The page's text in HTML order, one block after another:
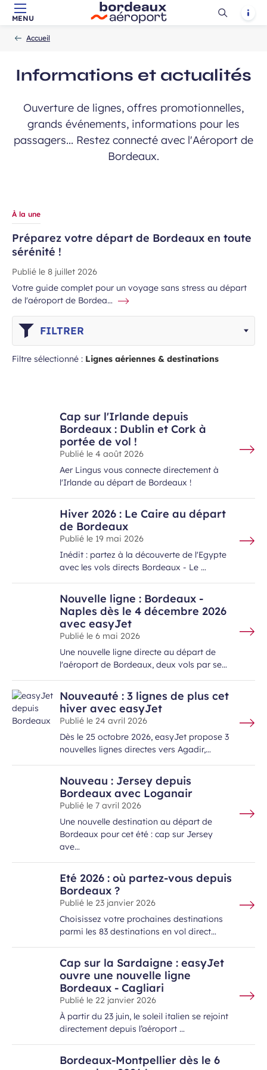
Aller au contenu principal
Aller à la navigation
Aller à la
MENU
Ouvrir
Accueil
Informations et actualités
Ouverture de lignes, offres promotionnelles,
grands événements, informations pour les
passagers... Restez connecté avec l'Aéroport de
Bordeaux.
À la une
Préparez votre départ de Bordeaux en toute
sérénité !
Publié le 8 juillet 2026
Votre guide complet pour un voyage sans stress au départ
de l'aéroport de Bordea…
FILTRER
Filtre sélectionné : Lignes aériennes & destinations
Cap sur l'Irlande depuis
Bordeaux : Dublin et Cork à
portée de vol !
Publié le 4 août 2026
Aer Lingus vous connecte directement à
l'Irlande au départ de Bordeaux !
Hiver 2026 : Le Caire au départ
de Bordeaux
Publié le 19 mai 2026
Inédit : partez à la découverte de l'Egypte
avec les vols directs Bordeaux - Le …
Nouvelle ligne : Bordeaux -
Naples dès le 4 décembre 2026
avec easyJet
Publié le 6 mai 2026
Une nouvelle ligne directe au départ de
l'aéroport de Bordeaux, deux vols par se…
Nouveauté : 3 lignes de plus cet
hiver avec easyJet
Publié le 24 avril 2026
Dès le 25 octobre 2026, easyJet propose 3
nouvelles lignes directes vers Agadir,…
Nouveau : Jersey depuis
Bordeaux avec Loganair
Publié le 7 avril 2026
Une nouvelle destination au départ de
Bordeaux pour cet été : cap sur Jersey
ave…
Eté 2026 : où partez-vous depuis
Bordeaux ?
Publié le 23 janvier 2026
Choisissez votre prochaines destinations
parmi les 83 destinations en vol direct…
Cap sur la Sardaigne : easyJet
ouvre une nouvelle ligne
Bordeaux - Cagliari
Publié le 22 janvier 2026
À partir du 23 juin, le soleil italien se rejoint
directement depuis l’aéroport …
Bordeaux-Montpellier dès le 6
requis
et j’accepte que mes données
dans le cadre de
l’Aéroport de Bordeaux.Champ